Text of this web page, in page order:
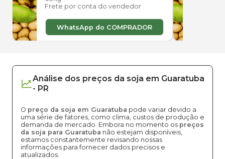
Frete por conta do vendedor
WhatsApp do COMPRADOR
Análise dos preços da soja em Guaratuba
- PR
O preço da soja em Guaratuba pode variar devido a
uma série de fatores, como clima, custos de produção e
demanda de mercado. Embora no momento os preços
da soja para Guaratuba não estejam disponíveis,
estamos constantemente revisando nossas
informações para fornecer dados precisos e
atualizados.